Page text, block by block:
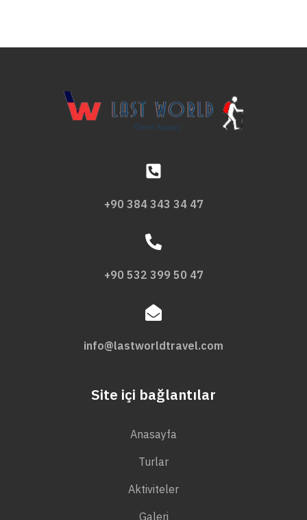
+90 384 343 34 47
+90 532 399 50 47
info@lastworldtravel.com
Site içi bağlantılar
Anasayfa
Turlar
Aktiviteler
Galeri